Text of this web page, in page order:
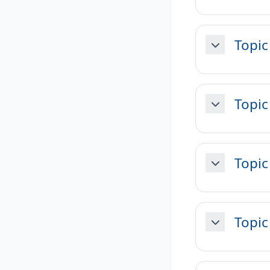
Minimizza
Minimizza
Minimizza
Minimizza